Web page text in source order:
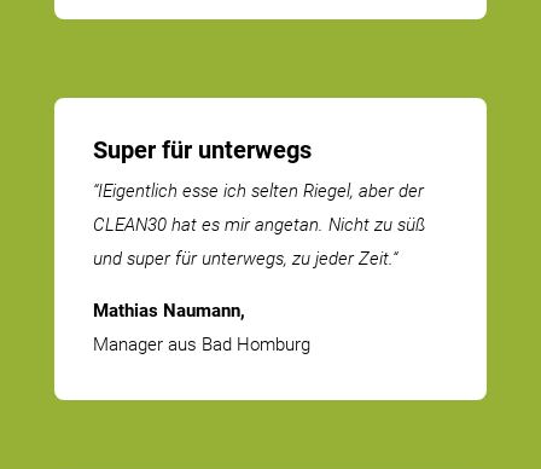
Super für unterwegs
“IEigentlich esse ich selten Riegel, aber der
CLEAN30 hat es mir angetan. Nicht zu süß
und super für unterwegs, zu jeder Zeit.“
Mathias Naumann,
Manager aus Bad Homburg